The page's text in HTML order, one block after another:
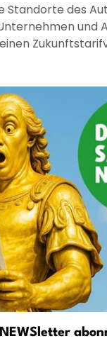
Standorte des
und
NEWSletter